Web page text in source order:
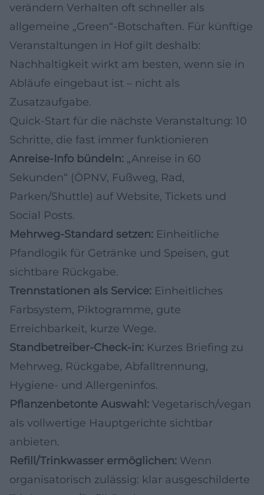
verändern Verhalten oft schneller als
allgemeine „Green“-Botschaften. Für künftige
Veranstaltungen in Hof gilt deshalb:
Nachhaltigkeit wirkt am besten, wenn sie in
Abläufe eingebaut ist – nicht als
Zusatzaufgabe.
Quick-Start für die nächste Veranstaltung: 10
Schritte, die fast immer funktionieren
Anreise-Info bündeln: „Anreise in 60
Sekunden“ (ÖPNV, Fußweg, Rad,
Parken/Shuttle) auf Website, Tickets und
Social Posts.
Mehrweg-Standard setzen: Einheitliche
Pfandlogik für Getränke und Speisen, gut
sichtbare Rückgabe.
Trennstationen als Service: Einheitliches
Farbsystem, Piktogramme, gute
Erreichbarkeit, kurze Wege.
Standbetreiber-Check-in: Kurzes Briefing zu
Mehrweg, Rückgabe, Abfalltrennung,
Hygiene- und Allergeninfos.
Pflanzenbetonte Auswahl: Vegetarisch/vegan
als vollwertige Hauptgerichte sichtbar
anbieten.
Refill/Trinkwasser ermöglichen: Wenn
organisatorisch zulässig: klar ausgeschilderte